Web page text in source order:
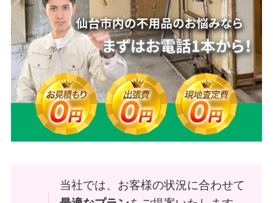
当社では、お客様の状況に合わせて